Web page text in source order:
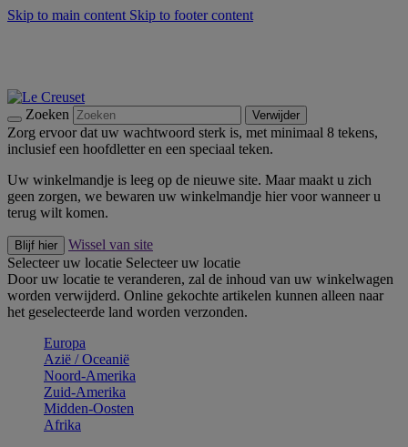
Skip to main content Skip to footer content
Zoeken Verwijder
Zorg ervoor dat uw wachtwoord sterk is, met minimaal 8 tekens,
inclusief een hoofdletter en een speciaal teken.
Uw winkelmandje is leeg op de nieuwe site. Maar maakt u zich
geen zorgen, we bewaren uw winkelmandje hier voor wanneer u
terug wilt komen.
Blijf hier
Wissel van site
Selecteer uw locatie Selecteer uw locatie
Door uw locatie te veranderen, zal de inhoud van uw winkelwagen
worden verwijderd. Online gekochte artikelen kunnen alleen naar
het geselecteerde land worden verzonden.
Europa
Aziё / Oceaniё
Noord-Amerika
Zuid-Amerika
Midden-Oosten
Afrika